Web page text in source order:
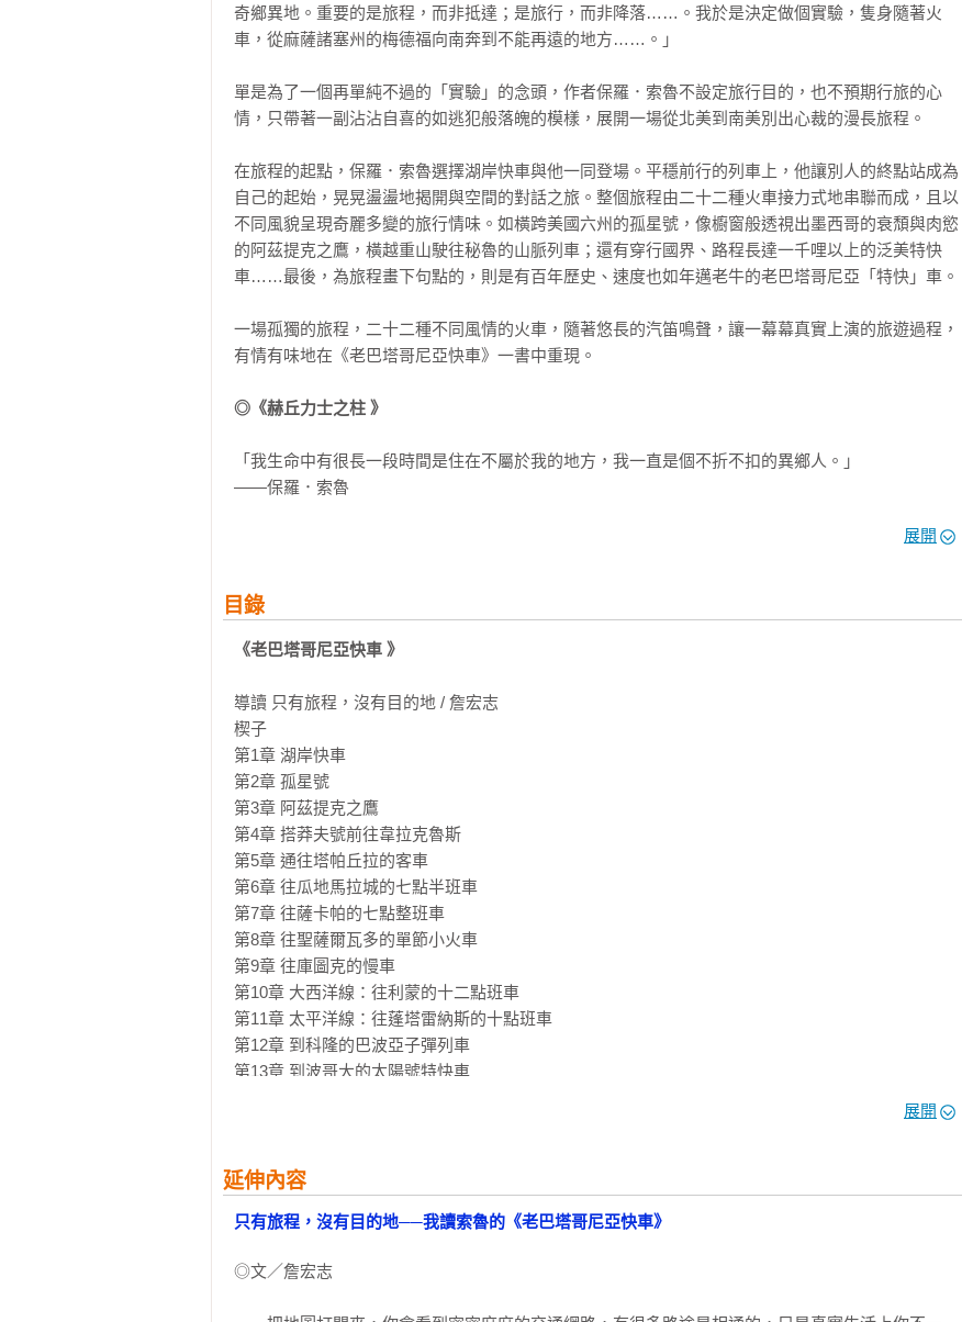
奇鄉異地。重要的是旅程，而非抵達；是旅行，而非降落……。我於是決定做個實驗，隻身隨著火
車，從麻薩諸塞州的梅德福向南奔到不能再遠的地方……。」
單是為了一個再單純不過的「實驗」的念頭，作者保羅．索魯不設定旅行目的，也不預期行旅的心
情，只帶著一副沾沾自喜的如逃犯般落魄的模樣，展開一場從北美到南美別出心裁的漫長旅程。
在旅程的起點，保羅．索魯選擇湖岸快車與他一同登場。平穩前行的列車上，他讓別人的終點站成為
自己的起始，晃晃盪盪地揭開與空間的對話之旅。整個旅程由二十二種火車接力式地串聯而成，且以
不同風貌呈現奇麗多變的旅行情味。如橫跨美國六州的孤星號，像櫥窗般透視出墨西哥的衰頹與肉慾
的阿茲提克之鷹，橫越重山駛往秘魯的山脈列車；還有穿行國界、路程長達一千哩以上的泛美特快
車……最後，為旅程畫下句點的，則是有百年歷史、速度也如年邁老牛的老巴塔哥尼亞「特快」車。
一場孤獨的旅程，二十二種不同風情的火車，隨著悠長的汽笛鳴聲，讓一幕幕真實上演的旅遊過程，
有情有味地在《老巴塔哥尼亞快車》一書中重現。
◎《赫丘力士之柱 》
「我生命中有很長一段時間是住在不屬於我的地方，我一直是個不折不扣的異鄉人。」
——保羅．索魯
索魯的風格是那種穿透世俗虛偽的銳利，毫不留情，也絕不隨俗。如果你願意冒著自己的自尊也受一
大部分時間都扮演著「異鄉人」角色的保羅．索魯，雖然已遊歷無數國家，但總是因為太慎重其事而
不曾到過地中海，這回，他終於決定要從直布羅陀展開他的環地中海旅程，由直布羅陀岩的「赫丘力
達。
這段旅程行經17個國家。索魯不搭乘飛機，只借助市井小民乘坐的火車、公車、渡輪，偶而也搭計程
車或騎腳踏車。有時是特意、有時則臨時起意在一處逗留，參與當地活動，和他們一起看鬥牛、逛市
集、參觀古村落及遺跡神廟。他眼中所見的地中海區是平民化的……
書中索魯娓娓道來各色各樣的小故事，並且穿插引述曾經寫過的作家與作品，諸如海明威、勞倫斯．
杜雷爾、T.E.勞倫斯等人；旅途中，他特意前往開羅拜訪諾貝爾文學獎得主馬富茲，當時他正因遇刺受
傷在家休息，他同時拜訪已經八十多歲、旅居摩洛哥丹吉爾的美國知名作家保羅．鮑爾斯。保羅．索
魯與這些老前輩的智慧對話，為這次的環地中海旅程劃下了完美句點。
展開
目錄
《老巴塔哥尼亞快車 》
導讀 只有旅程，沒有目的地 / 詹宏志
楔子
第1章 湖岸快車
第2章 孤星號
第3章 阿茲提克之鷹
第4章 搭莽夫號前往韋拉克魯斯
第5章 通往塔帕丘拉的客車
第6章 往瓜地馬拉城的七點半班車
第7章 往薩卡帕的七點整班車
第8章 往聖薩爾瓦多的單節小火車
第9章 往庫圖克的慢車
第10章 大西洋線：往利蒙的十二點班車
第11章 太平洋線：往蓬塔雷納斯的十點班車
第12章 到科隆的巴波亞子彈列車
第13章 到波哥大的太陽號特快車
第17章 開往麻丘比丘的火車
第19章 往布宜諾賽利斯的北極星號
第21章 南湖特快車
展開
延伸內容
只有旅程，沒有目的地──我讀索魯的《老巴塔哥尼亞快車》
◎文／詹宏志